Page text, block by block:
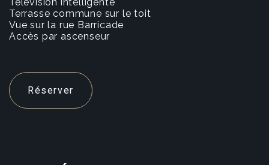
Télévision intelligente
Terrasse commune sur le toit
Vue sur la rue Barricade
Accès par ascenseur
Réserver